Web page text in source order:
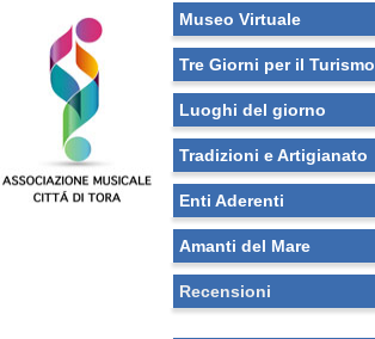
Museo Virtuale
Tre Giorni per il Turismo
Luoghi del giorno
Tradizioni e Artigianato
Enti Aderenti
Amanti del Mare
Recensioni